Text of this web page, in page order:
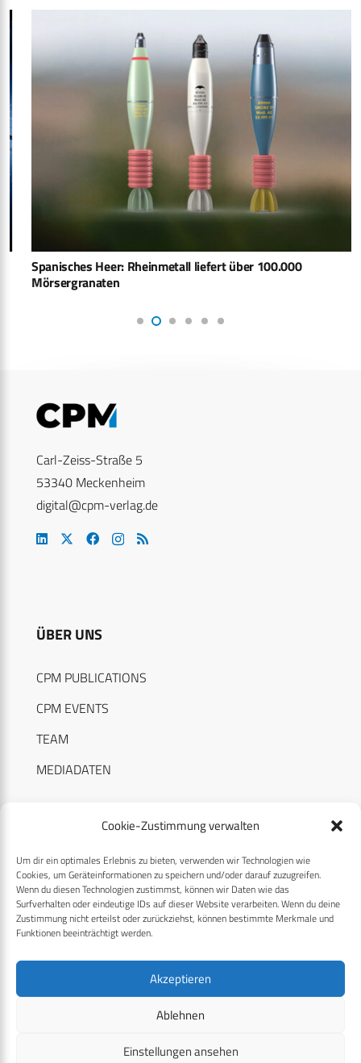
Cookie-Zustimmung verwalten
Um dir ein optimales Erlebnis zu bieten, verwenden wir Technologien wie
Cookies, um Geräteinformationen zu speichern und/oder darauf zuzugreifen.
Wenn du diesen Technologien zustimmst, können wir Daten wie das
Surfverhalten oder eindeutige IDs auf dieser Website verarbeiten. Wenn du deine
Zustimmung nicht erteilst oder zurückziehst, können bestimmte Merkmale und
Funktionen beeinträchtigt werden.
Akzeptieren
Ablehnen
Einstellungen ansehen
Spanisches Heer: Rheinmetall liefert über 100.000
Mörsergranaten
Carl-Zeiss-Straße 5
53340 Meckenheim
digital@cpm-verlag.de
ÜBER UNS
CPM PUBLICATIONS
CPM EVENTS
TEAM
MEDIADATEN
RECHTLICHES
Datenschutzerklärung
Cookie-Richtlinie (EU)